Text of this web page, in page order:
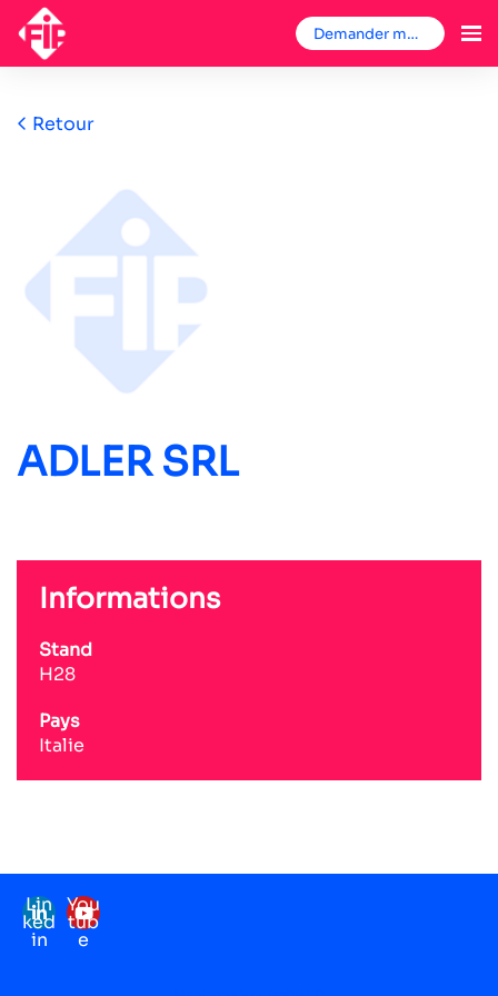
Demander mon badge
Retour
ADLER SRL
Informations
Stand
H28
Pays
Italie
Lin
ked
in
You
tub
e